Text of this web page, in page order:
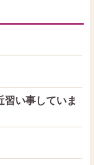
たドラえもん役の大
てくれる人に託した
もんの
い番組をどう次の世
刊誌の記
んが完治した際の
今回のように、急
でしょ。だったら、
かなって思い始め
です。 「ドラえも
いのかい。しばら
いうのは大山さんの
習い事していま